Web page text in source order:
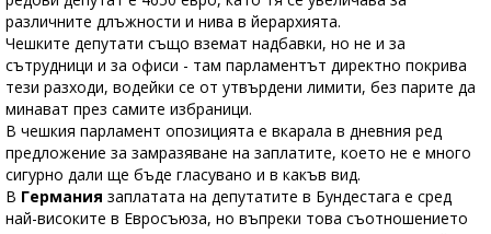
различните длъжности и нива в йерархията.
Чешките депутати също вземат надбавки, но не и за
сътрудници и за офиси - там парламентът директно покрива
тези разходи, водейки се от утвърдени лимити, без парите да
минават през самите избраници.
В чешкия парламент опозицията е вкарала в дневния ред
предложение за замразяване на заплатите, което не е много
сигурно дали ще бъде гласувано и в какъв вид.
В Германия заплатата на депутатите в Бундестага е сред
най-високите в Евросъюза, но въпреки това съотношението